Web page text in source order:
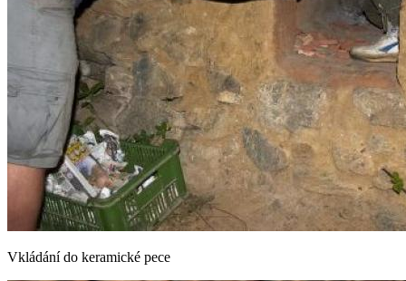
Vkládání do keramické pece